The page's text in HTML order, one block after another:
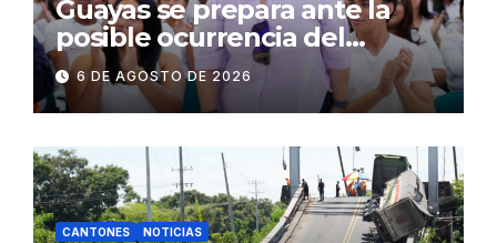
Guayas se prepara ante la
posible ocurrencia del
fenómeno de El Niño:
Gobierno Nacional capacita a
2.500 jóvenes
6 DE AGOSTO DE 2026
CANTONES NOTICIAS